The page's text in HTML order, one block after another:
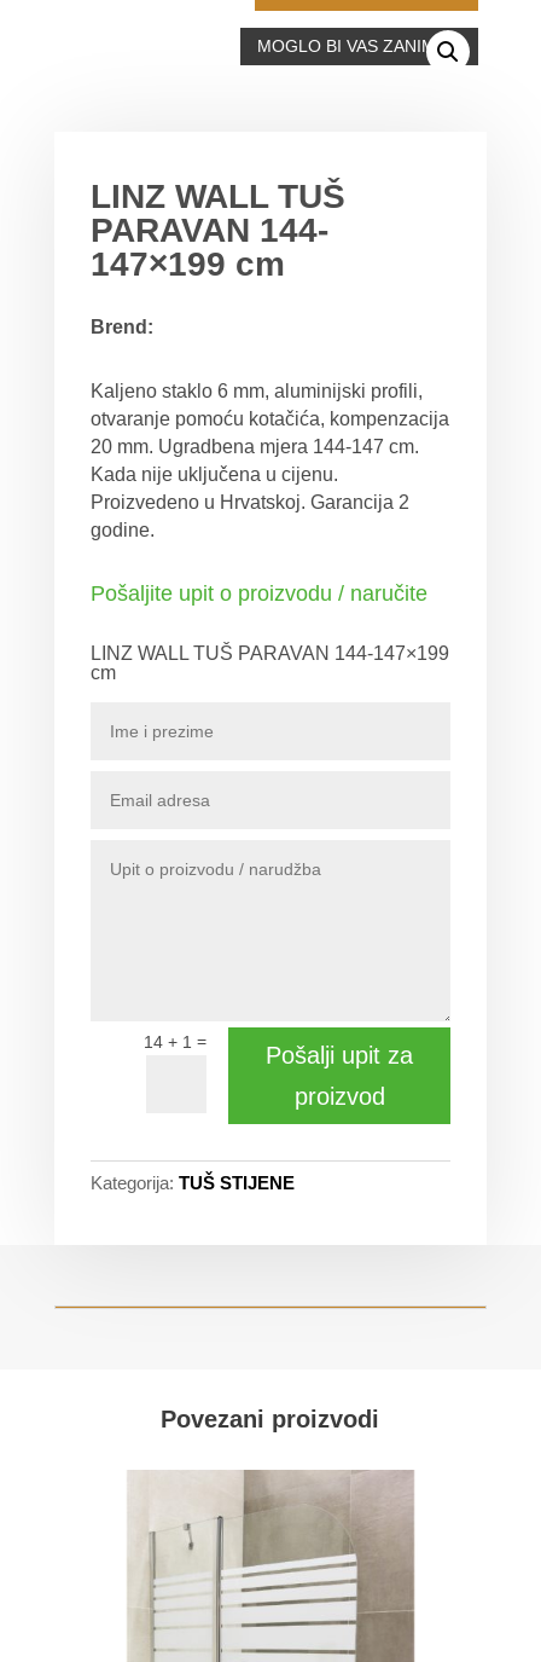
MOGLO BI VAS ZANIMATI
LINZ WALL TUŠ
PARAVAN 144-
147×199 cm
Brend:
Kaljeno staklo 6 mm, aluminijski profili,
otvaranje pomoću kotačića, kompenzacija
20 mm. Ugradbena mjera 144-147 cm.
Kada nije uključena u cijenu.
Proizvedeno u Hrvatskoj. Garancija 2
godine.
Pošaljite upit o proizvodu / naručite
LINZ WALL TUŠ PARAVAN 144-147×199
cm
14 + 1 =
Pošalji upit za
proizvod
Kategorija: TUŠ STIJENE
Povezani proizvodi